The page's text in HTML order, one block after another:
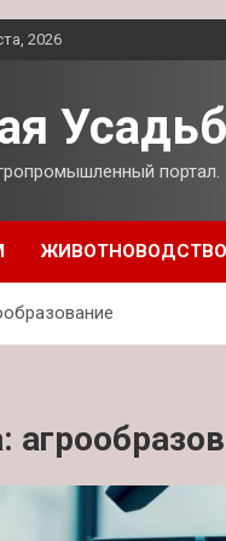
2026
портал.
ЖИВОТНОВОДСТВО